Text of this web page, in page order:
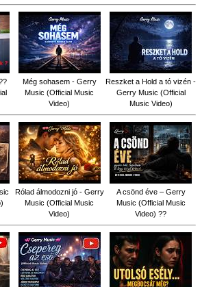
Még sohasem - Gerry
Music (Official Music
Video)
Reszket a Hold a tó vizén -
Gerry Music (Official
Music Video)
Rólad álmodozni jó - Gerry
Music (Official Music
Video)
A csönd éve – Gerry
Music (Official Music
Video) ??